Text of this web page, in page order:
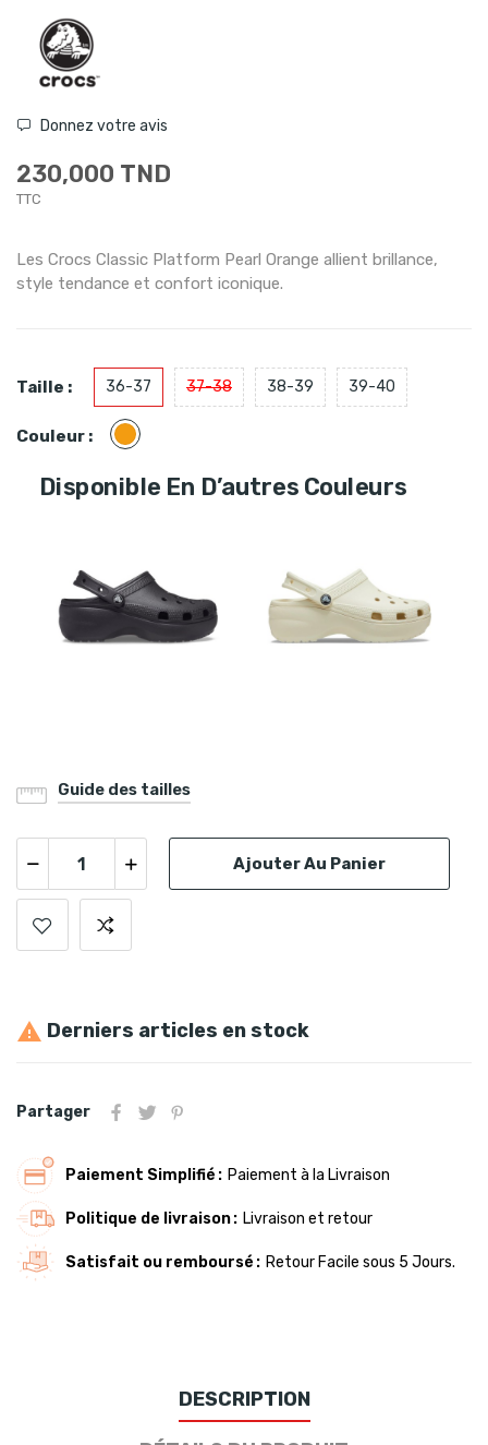
Donnez votre avis
230,000 TND
TTC
Les Crocs Classic Platform Pearl Orange allient brillance,
style tendance et confort iconique.
Taille : 36-37 37-38 38-39 39-40
Couleur : Orange
Disponible En D’autres Couleurs
Guide des tailles
Ajouter Au Panier
 Derniers articles en stock
Partager
Paiement Simplifié Paiement à la Livraison
Politique de livraison Livraison et retour
Satisfait ou remboursé Retour Facile sous 5 Jours.
DESCRIPTION